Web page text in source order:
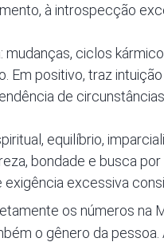
à introspecção
mudanças, ciclos
Em positivo, traz
de
equilíbrio,
bondade e busca
excessiva
os números na
o gênero da